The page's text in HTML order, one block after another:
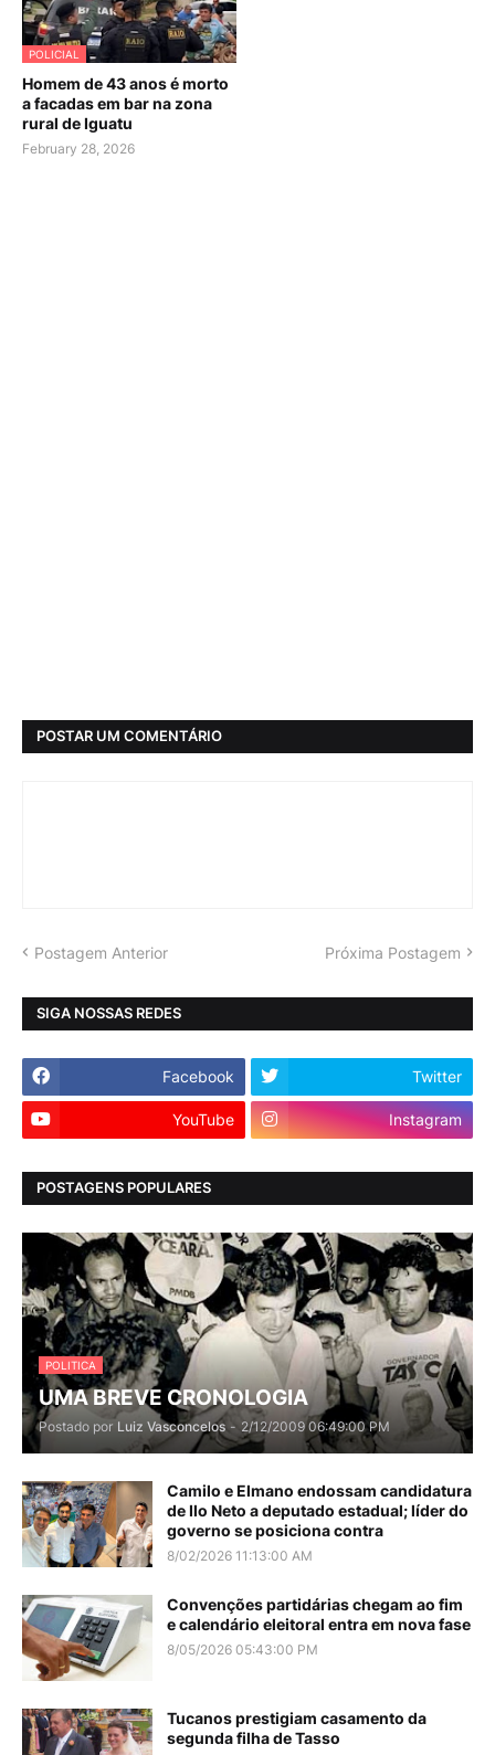
POLICIAL
Homem de 43 anos é morto
a facadas em bar na zona
rural de Iguatu
February 28, 2026
POSTAR UM COMENTÁRIO
Postagem Anterior Próxima Postagem
SIGA NOSSAS REDES
Facebook Twitter
YouTube Instagram
POSTAGENS POPULARES
POLITICA
UMA BREVE CRONOLOGIA
Postado por Luiz Vasconcelos - 2/12/2009 06:49:00 PM
Camilo e Elmano endossam candidatura
de Ilo Neto a deputado estadual; líder do
governo se posiciona contra
8/02/2026 11:13:00 AM
Convenções partidárias chegam ao fim
e calendário eleitoral entra em nova fase
8/05/2026 05:43:00 PM
Tucanos prestigiam casamento da
segunda filha de Tasso